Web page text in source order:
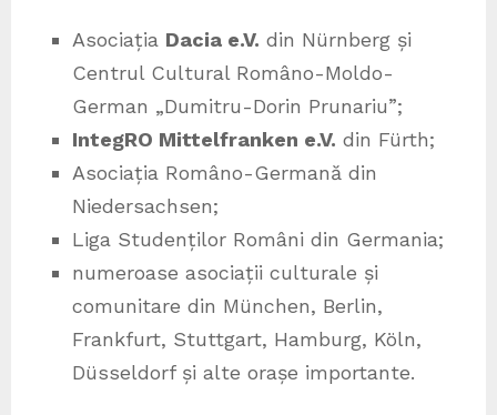
Asociația Dacia e.V. din Nürnberg și
Centrul Cultural Româno-Moldo-
German „Dumitru-Dorin Prunariu”;
IntegRO Mittelfranken e.V. din Fürth;
Asociația Româno-Germană din
Niedersachsen;
Liga Studenților Români din Germania;
numeroase asociații culturale și
comunitare din München, Berlin,
Frankfurt, Stuttgart, Hamburg, Köln,
Düsseldorf și alte orașe importante.